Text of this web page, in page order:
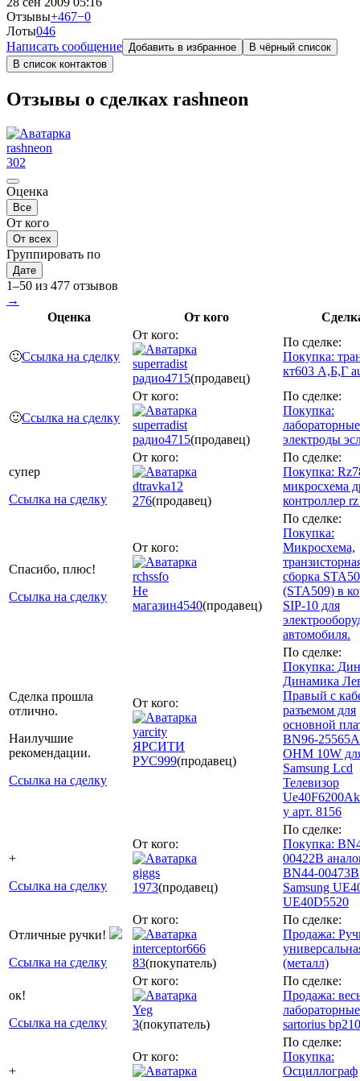
Отзывы+467−0
Лоты046
Написать сообщение Добавить в избранное
В чёрный список
В список контактов
Отзывы о сделках rashneon
rashneon
302
Оценка
Все
От кого
От всех
Группировать по
Дате
1–50 из 477 отзывов
→
Оценка
От кого
🙂Ссылка на сделку
От кого:
superradist
радио4715(продавец)
По сделке:
Покупка:
кт603 А,Б,Г
🙂Ссылка на сделку
От кого:
superradist
радио4715(продавец)
По сделке:
Покупка:
лабораторные
электроды
супер
Ссылка на сделку
От кого:
dtravka12
276(продавец)
По сделке:
Покупка:
микросхема
контроллер
Спасибо, плюс!
Ссылка на сделку
От кого:
rchssfo
Не
магазин4540(продавец)
По сделке:
Покупка:
Микросхема,
сборка
(STA509) в
SIP-10 для
автомобиля.
Сделка прошла
отлично.
Наилучшие
рекомендации.
Ссылка на сделку
От кого:
yarcity
ЯРСИТИ
РУС999(продавец)
По сделке:
Покупка:
Динамика
Правый с
разъемом для
основной
BN96-
OHM 10W
Samsung Lcd
Телевизор
у арт. 8156
+
Ссылка на сделку
От кого:
giggs
1973(продавец)
По сделке:
Покупка:
00422B
BN44-00473B
Samsung
UE40D5520
Отличные ручки!
Ссылка на сделку
От кого:
interceptor666
83(покупатель)
По сделке:
Продажа:
(металл)
ок!
Ссылка на сделку
От кого:
Yeg
3(покупатель)
По сделке:
Продажа:
лабораторные
sartorius
+
От кого:
По сделке:
Покупка:
Осциллограф